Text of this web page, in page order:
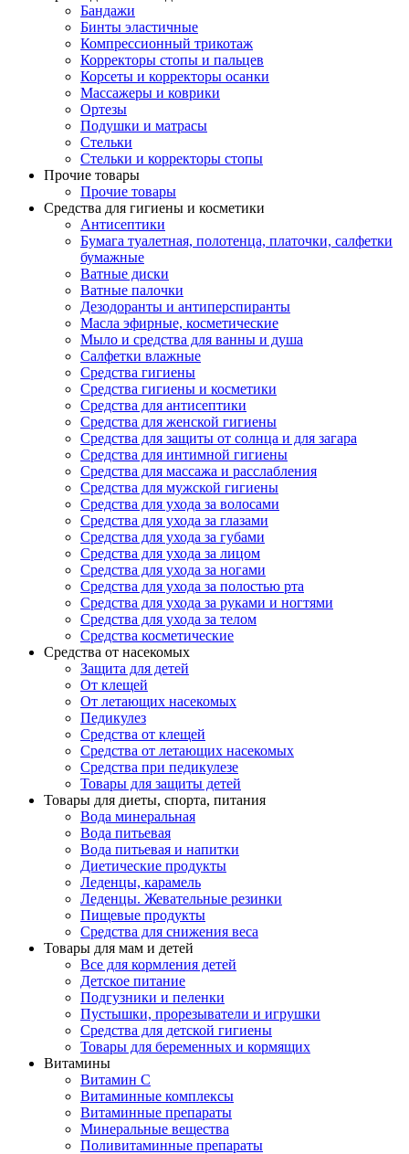
Бандажи
Бинты эластичные
Компрессионный трикотаж
Корректоры стопы и пальцев
Корсеты и корректоры осанки
Массажеры и коврики
Ортезы
Подушки и матрасы
Стельки
Стельки и корректоры стопы
Прочие товары
Прочие товары
Средства для гигиены и косметики
Антисептики
Бумага туалетная, полотенца, платочки, салфетки
бумажные
Ватные диски
Ватные палочки
Дезодоранты и антиперспиранты
Масла эфирные, косметические
Мыло и средства для ванны и душа
Салфетки влажные
Средства гигиены
Средства гигиены и косметики
Средства для антисептики
Средства для женской гигиены
Средства для защиты от солнца и для загара
Средства для интимной гигиены
Средства для массажа и расслабления
Средства для мужской гигиены
Средства для ухода за волосами
Средства для ухода за глазами
Средства для ухода за губами
Средства для ухода за лицом
Средства для ухода за ногами
Средства для ухода за полостью рта
Средства для ухода за руками и ногтями
Средства для ухода за телом
Средства косметические
Средства от насекомых
Защита для детей
От клещей
От летающих насекомых
Педикулез
Средства от клещей
Средства от летающих насекомых
Средства при педикулезе
Товары для защиты детей
Товары для диеты, спорта, питания
Вода минеральная
Вода питьевая
Вода питьевая и напитки
Диетические продукты
Леденцы, карамель
Леденцы. Жевательные резинки
Пищевые продукты
Средства для снижения веса
Товары для мам и детей
Все для кормления детей
Детское питание
Подгузники и пеленки
Пустышки, прорезыватели и игрушки
Средства для детской гигиены
Товары для беременных и кормящих
Витамины
Витамин С
Витаминные комплексы
Витаминные препараты
Минеральные вещества
Поливитаминные препараты